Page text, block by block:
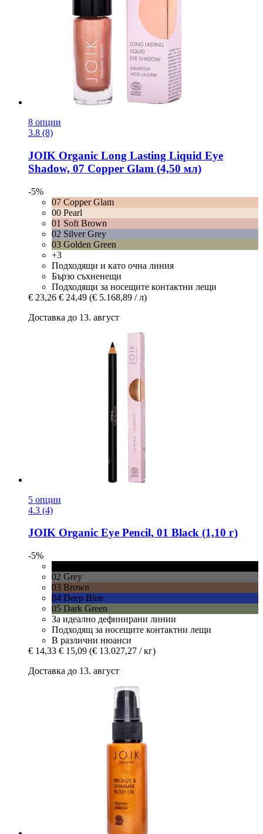
8 опции
3.8 (8)
JOIK Organic Long Lasting Liquid Eye
Shadow, 07 Copper Glam (4,50 мл)
-5%
07 Copper Glam
00 Pearl
01 Soft Brown
02 Silver Grey
03 Golden Green
+3
Подходящи и като очна линия
Бързо съхненещи
Подходящи за носещите контактни лещи
€ 23,26 € 24,49 (€ 5.168,89 / л)
Доставка до 13. август
5 опции
4.3 (4)
JOIK Organic Eye Pencil, 01 Black (1,10 г)
-5%
02 Grey
03 Brown
04 Deep Blue
05 Dark Green
За идеално дефинирани линии
Подходящ за носещите контактни лещи
В различни нюанси
€ 14,33 € 15,09 (€ 13.027,27 / кг)
Доставка до 13. август